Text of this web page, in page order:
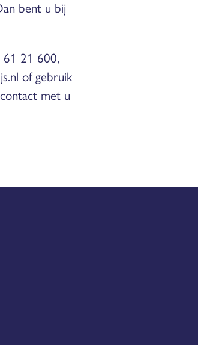
bent u bij
61 21 600,
of gebruik
met u